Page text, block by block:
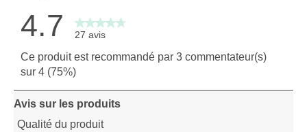
4.7 27 avis
Ce produit est recommandé par 3 commentateur(s)
sur 4 (75%)
Avis sur les produits
Qualité du produit